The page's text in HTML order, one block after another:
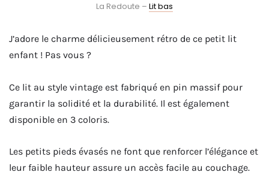
La Redoute – Lit bas
J’adore le charme délicieusement rétro de ce petit lit
enfant ! Pas vous ?
Ce lit au style vintage est fabriqué en pin massif pour
garantir la solidité et la durabilité. Il est également
disponible en 3 coloris.
Les petits pieds évasés ne font que renforcer l’élégance et
leur faible hauteur assure un accès facile au couchage.